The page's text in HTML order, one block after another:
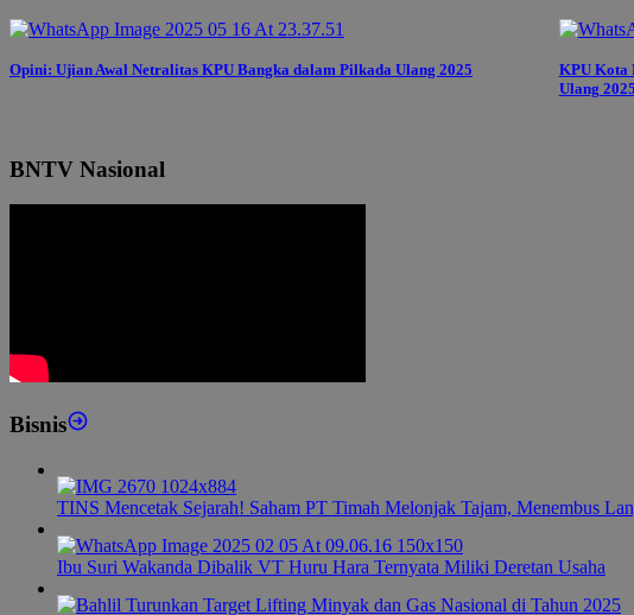
Opini: Ujian Awal Netralitas KPU Bangka dalam Pilkada Ulang 2025
KPU Kota
Ulang 2025
BNTV Nasional
Bisnis
TINS Mencetak Sejarah! Saham PT Timah Melonjak Tajam, Menembus
Ibu Suri Wakanda Dibalik VT Huru Hara Ternyata Miliki Deretan Usaha